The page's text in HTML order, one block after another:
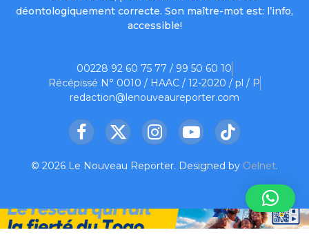
déontologiquement correcte. Son maître-mot est: l’info,
accessible!
00228 92 60 75 77 / 99 50 60 10
Récépissé N° 0010 / HAAC / 12-2020 / pl / P
redaction@lenouveaureporter.com
Facebook
X
InstagramYouTubeTikTok
© 2026 Le Nouveau Reporter. Designed by Oelnet.